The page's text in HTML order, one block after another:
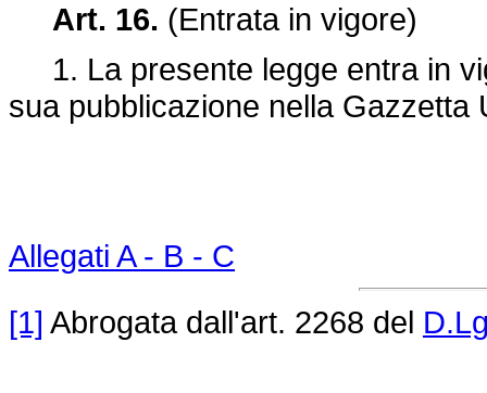
Art. 16. (Entrata in vigore)
1. La presente legge entra in
sua pubblicazione nella Gazzetta
Allegati A - B - C
[1] Abrogata dall'art. 2268 del